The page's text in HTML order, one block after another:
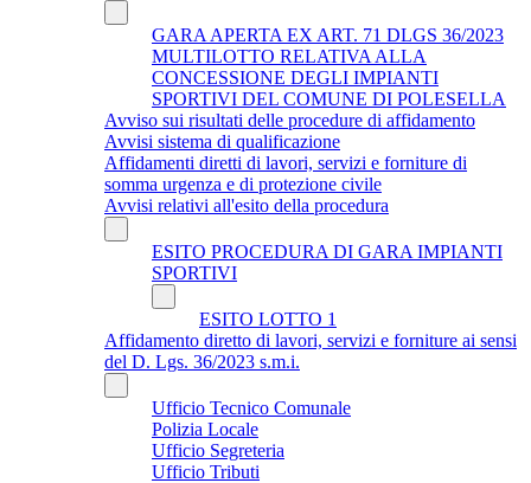
GARA APERTA EX ART. 71 DLGS 36/2023
MULTILOTTO RELATIVA ALLA
CONCESSIONE DEGLI IMPIANTI
SPORTIVI DEL COMUNE DI POLESELLA
Avviso sui risultati delle procedure di affidamento
Avvisi sistema di qualificazione
Affidamenti diretti di lavori, servizi e forniture di
somma urgenza e di protezione civile
Avvisi relativi all'esito della procedura
ESITO PROCEDURA DI GARA IMPIANTI
SPORTIVI
ESITO LOTTO 1
Affidamento diretto di lavori, servizi e forniture ai sensi
del D. Lgs. 36/2023 s.m.i.
Ufficio Tecnico Comunale
Polizia Locale
Ufficio Segreteria
Ufficio Tributi